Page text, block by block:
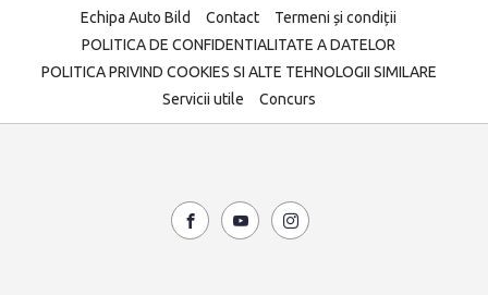
Echipa Auto Bild Contact
Termeni și condiții
POLITICA DE CONFIDENTIALITATE A DATELOR
POLITICA PRIVIND COOKIES SI ALTE TEHNOLOGII SIMILARE
Servicii utile
Concurs